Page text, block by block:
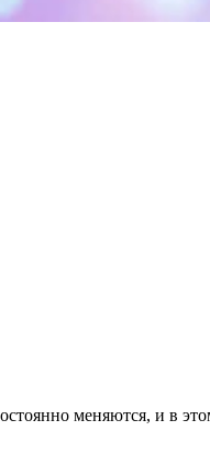
меняются, и в